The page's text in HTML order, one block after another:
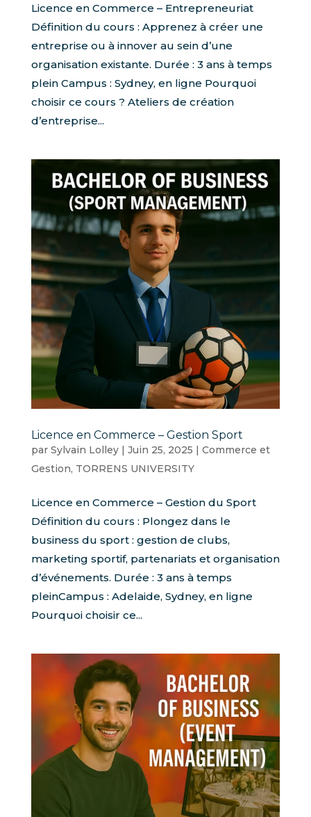
Licence en Commerce – Entrepreneuriat
Définition du cours : Apprenez à créer une
entreprise ou à innover au sein d’une
organisation existante. Durée : 3 ans à temps
plein Campus : Sydney, en ligne Pourquoi
choisir ce cours ? Ateliers de création
d’entreprise...
Licence en Commerce – Gestion Sport
par Sylvain Lolley| Juin 25, 2025 | Commerce et
Gestion, TORRENS UNIVERSITY
Licence en Commerce – Gestion du Sport
Définition du cours : Plongez dans le
business du sport : gestion de clubs,
marketing sportif, partenariats et organisation
d’événements. Durée : 3 ans à temps
pleinCampus : Adelaide, Sydney, en ligne
Pourquoi choisir ce...